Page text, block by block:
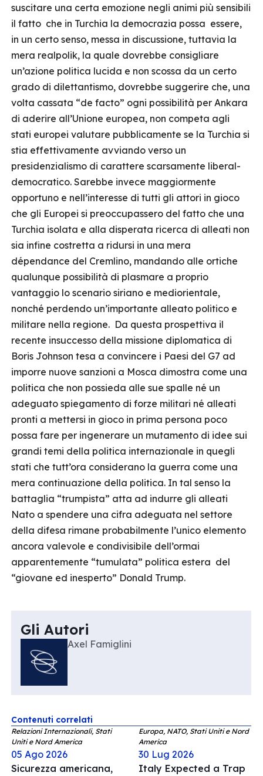
suscitare una certa emozione negli animi più sensibili
il fatto che in Turchia la democrazia possa essere,
in un certo senso, messa in discussione, tuttavia la
mera realpolik, la quale dovrebbe consigliare
un’azione politica lucida e non scossa da un certo
grado di dilettantismo, dovrebbe suggerire che, una
volta cassata “de facto” ogni possibilità per Ankara
di aderire all’Unione europea, non competa agli
stati europei valutare pubblicamente se la Turchia si
stia effettivamente avviando verso un
presidenzialismo di carattere scarsamente liberal-
democratico. Sarebbe invece maggiormente
opportuno e nell’interesse di tutti gli attori in gioco
che gli Europei si preoccupassero del fatto che una
Turchia isolata e alla disperata ricerca di alleati non
sia infine costretta a ridursi in una mera
dépendance del Cremlino, mandando alle ortiche
qualunque possibilità di plasmare a proprio
vantaggio lo scenario siriano e mediorientale,
nonché perdendo un’importante alleato politico e
militare nella regione. Da questa prospettiva il
recente insuccesso della missione diplomatica di
Boris Johnson tesa a convincere i Paesi del G7 ad
imporre nuove sanzioni a Mosca dimostra come una
politica che non possieda alle sue spalle né un
adeguato spiegamento di forze militari né alleati
pronti a mettersi in gioco in prima persona poco
possa fare per ingenerare un mutamento di idee sui
grandi temi della politica internazionale in quegli
stati che tutt’ora considerano la guerra come una
mera continuazione della politica. In tal senso la
battaglia “trumpista” atta ad indurre gli alleati
Nato a spendere una cifra adeguata nel settore
della difesa rimane probabilmente l’unico elemento
ancora valevole e condivisibile dell’ormai
apparentemente “tumulata” politica estera del
“giovane ed inesperto” Donald Trump.
Gli Autori
Axel Famiglini
Contenuti correlati
Relazioni Internazionali, Stati
Uniti e Nord America
05 Ago 2026
Sicurezza americana,
Europa, NATO, Stati Uniti e Nord
America
30 Lug 2026
Italy Expected a Trap